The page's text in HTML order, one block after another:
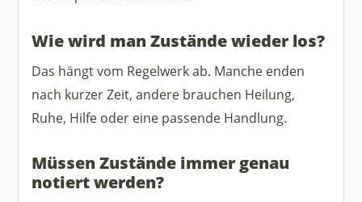
Wie wird man Zustände wieder los?
Das hängt vom Regelwerk ab. Manche enden
nach kurzer Zeit, andere brauchen Heilung,
Ruhe, Hilfe oder eine passende Handlung.
Müssen Zustände immer genau
notiert werden?